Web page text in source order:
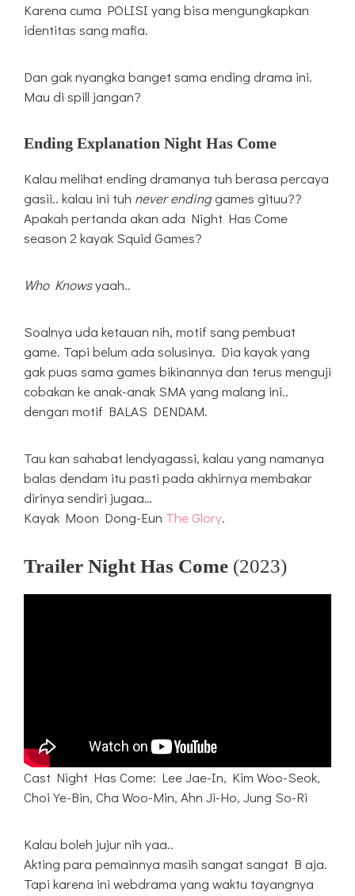
Karena cuma POLISI yang bisa mengungkapkan
identitas sang mafia.
Dan gak nyangka banget sama ending drama ini.
Mau di spill jangan?
Ending Explanation Night Has Come
Kalau melihat ending dramanya tuh berasa percaya
gasii.. kalau ini tuh never endinggames gituu??
Apakah pertanda akan ada Night Has Come
season 2 kayak Squid Games?
Who Knowsyaah..
Soalnya uda ketauan nih, motif sang pembuat
game. Tapi belum ada solusinya. Dia kayak yang
gak puas sama games bikinannya dan terus menguji
cobakan ke anak-anak SMA yang malang ini..
dengan motif BALAS DENDAM.
Tau kan sahabat lendyagassi, kalau yang namanya
balas dendam itu pasti pada akhirnya membakar
dirinya sendiri jugaa…
Kayak Moon Dong-Eun The Glory.
Trailer Night Has Come (2023)
Cast Night Has Come: Lee Jae-In, Kim Woo-Seok,
Choi Ye-Bin, Cha Woo-Min, Ahn Ji-Ho, Jung So-Ri
Kalau boleh jujur nih yaa..
Akting para pemainnya masih sangat sangat B aja.
Tapi karena ini webdrama yang waktu tayangnya